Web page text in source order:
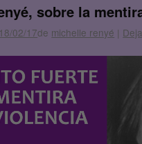
sobre la
02/17de michelle renyé |